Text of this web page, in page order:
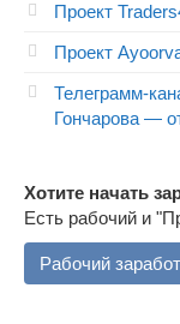
Проект
Проект
Телеграмм-
Гончарова —
Хотите начать
Есть рабочий и
Рабочий